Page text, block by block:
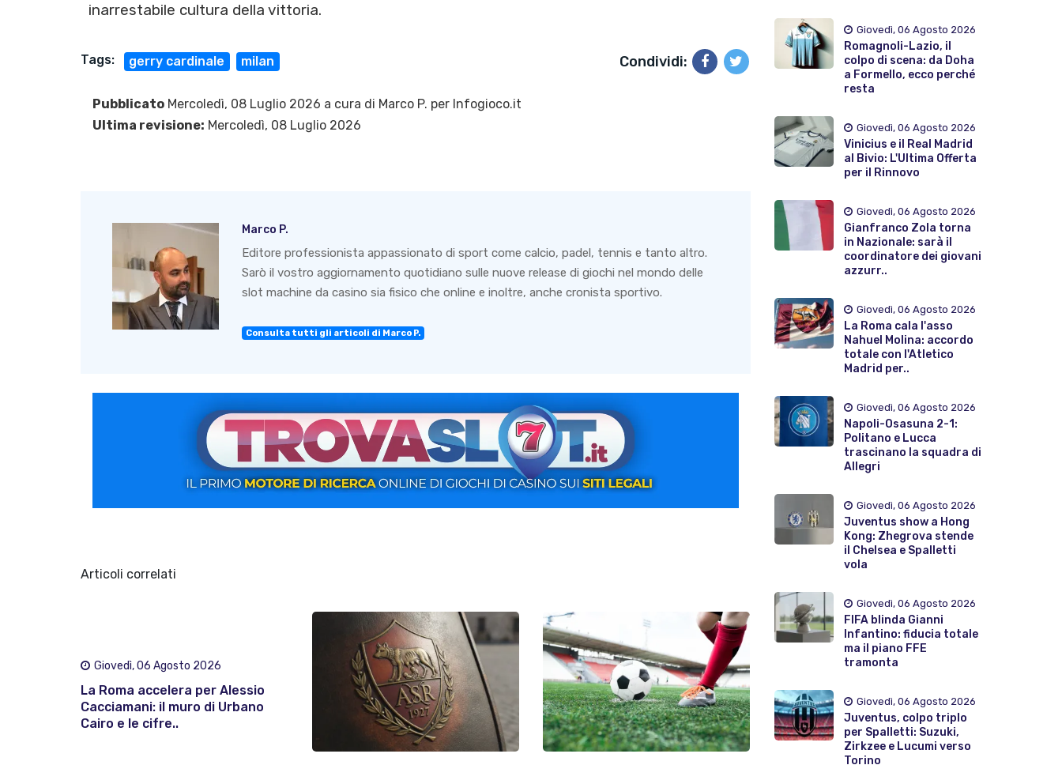
inarrestabile cultura della vittoria.
Tags: gerry cardinale milan Condividi:
Pubblicato Mercoledì, 08 Luglio 2026 a cura di Marco P. per Infogioco.it
Ultima revisione: Mercoledì, 08 Luglio 2026
Marco P.
Editore professionista appassionato di sport come calcio, padel, tennis e tanto altro.
Sarò il vostro aggiornamento quotidiano sulle nuove release di giochi nel mondo delle
slot machine da casino sia fisico che online e inoltre, anche cronista sportivo.
Consulta tutti gli articoli di Marco P.
Articoli correlati
Giovedì, 06 Agosto 2026
La Roma accelera per Alessio
Cacciamani: il muro di Urbano
Cairo e le cifre..
Giovedì, 06 Agosto 2026
Romagnoli-Lazio, il
colpo di scena: da Doha
a Formello, ecco perché
resta
Giovedì, 06 Agosto 2026
Vinicius e il Real Madrid
al Bivio: L'Ultima Offerta
per il Rinnovo
Giovedì, 06 Agosto 2026
Gianfranco Zola torna
in Nazionale: sarà il
coordinatore dei giovani
azzurr..
Giovedì, 06 Agosto 2026
La Roma cala l'asso
Nahuel Molina: accordo
totale con l'Atletico
Madrid per..
Giovedì, 06 Agosto 2026
Napoli-Osasuna 2-1:
Politano e Lucca
trascinano la squadra di
Allegri
Giovedì, 06 Agosto 2026
Juventus show a Hong
Kong: Zhegrova stende
il Chelsea e Spalletti
vola
Giovedì, 06 Agosto 2026
FIFA blinda Gianni
Infantino: fiducia totale
ma il piano FFE
tramonta
Giovedì, 06 Agosto 2026
Juventus, colpo triplo
per Spalletti: Suzuki,
Zirkzee e Lucumi verso
Torino